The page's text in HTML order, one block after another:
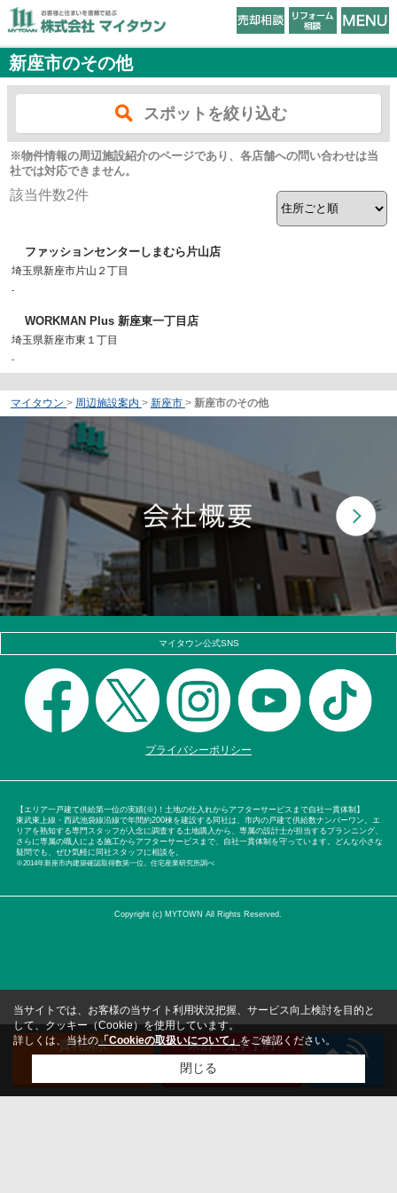
新座市のその他
スポットを絞り込む
※物件情報の周辺施設紹介のページであり、各店舗への問い合わせは当
社では対応できません。
該当件数2件
ファッションセンターしまむら片山店
埼玉県新座市片山２丁目
-
WORKMAN Plus 新座東一丁目店
埼玉県新座市東１丁目
-
マイタウン > 周辺施設案内 > 新座市 > 新座市のその他
マイタウン公式SNS
プライバシーポリシー
【エリア一戸建て供給第一位の実績(※)！土地の仕入れからアフターサービスまで自社一貫体制】
東武東上線・西武池袋線沿線で年間約200棟を建設する同社は、市内の戸建て供給数ナンバーワン。エ
リアを熟知する専門スタッフが入念に調査する土地購入から、専属の設計士が担当するプランニング、
さらに専属の職人による施工からアフターサービスまで、自社一貫体制を守っています。どんな小さな
疑問でも、ぜひ気軽に同社スタッフに相談を。
※2014年新座市内建築確認取得数第一位。住宅産業研究所調べ
Copyright (c) MYTOWN All Rights Reserved.
資料請求
来店・見学予約
（無料）
当サイトでは、お客様の当サイト利用状況把握、サービス向上検討を目的と
して、クッキー（Cookie）を使用しています。
詳しくは、当社の「Cookieの取扱いについて」をご確認ください。
閉じる